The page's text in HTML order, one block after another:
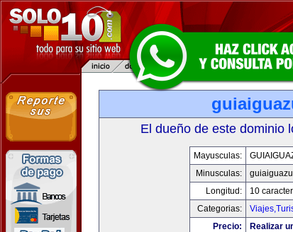
El dueño de este dominio
Mayusculas:
Minusculas:
Longitud:
10
Categorias:
Precio:
Realizar